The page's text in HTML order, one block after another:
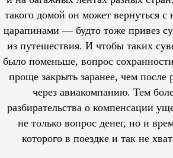
такого домой он может вернуться с
царапинами — будто тоже привез
из путешествия. И чтобы таких
было поменьше, вопрос
проще закрыть заранее, чем после
через авиакомпанию. Тем
разбирательства о компенсации
не только вопрос денег, но и
которого в поездке и так не